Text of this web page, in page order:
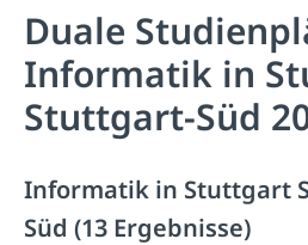
Duale
Informatik in
Stuttgart-Süd
Informatik in Stuttgart
Süd (13 Ergebnisse)